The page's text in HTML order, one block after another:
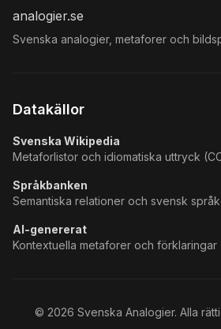
analogier.se
Svenska analogier, metaforer och
Datakällor
Svenska Wikipedia
Metaforlistor och idiomatiska uttryck
Språkbanken
Semantiska relationer och svensk
AI-genererat
Kontextuella metaforer och förklaringar
© 2026 Svenska Analogier. Alla